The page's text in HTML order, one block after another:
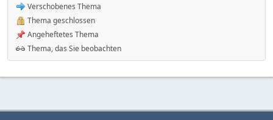
Verschobenes Thema
Thema geschlossen
Angeheftetes Thema
Thema, das Sie beobachten